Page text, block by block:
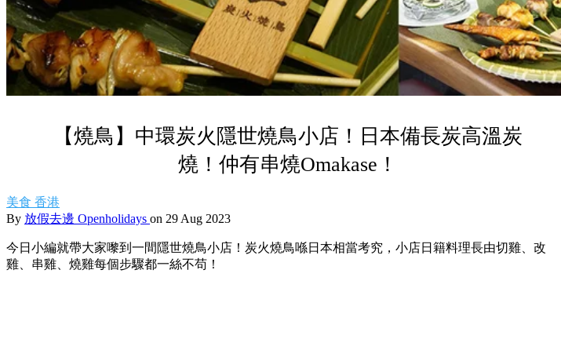
【燒鳥】中環炭火隱世燒鳥小店！日本備長炭高溫炭
燒！仲有串燒Omakase！
美食 香港
By 放假去邊 Openholidays on 29 Aug 2023
今日小編就帶大家嚟到一間隱世燒鳥小店！炭火燒鳥喺日本相當考究，小店日籍料理長由切雞、改
雞、串雞、燒雞每個步驟都一絲不苟！